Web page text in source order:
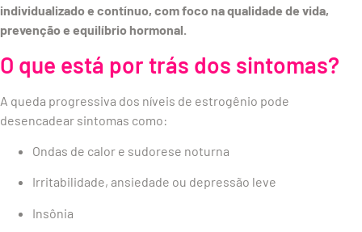
individualizado e contínuo, com foco na qualidade de vida,
prevenção e equilíbrio hormonal.
O que está por trás dos sintomas?
A queda progressiva dos níveis de estrogênio pode
desencadear sintomas como:
Ondas de calor e sudorese noturna
Irritabilidade, ansiedade ou depressão leve
Insônia